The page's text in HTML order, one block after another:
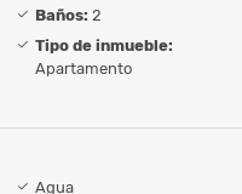
Baños: 2
Tipo de inmueble:
Apartamento
Agua